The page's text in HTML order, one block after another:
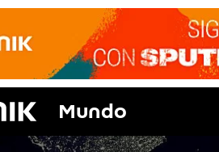
Mundo